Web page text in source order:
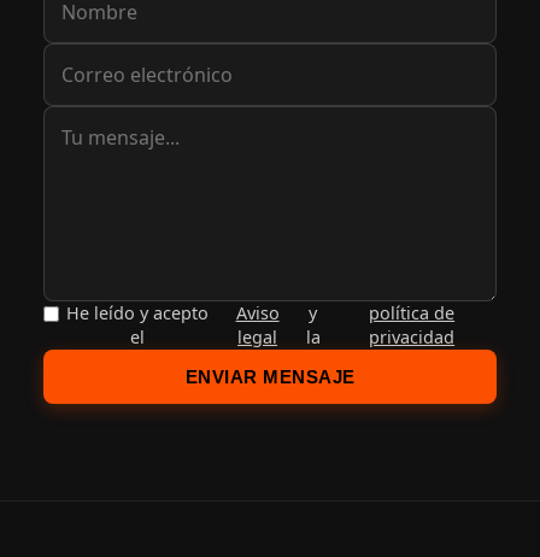
He leído y acepto
el
Aviso
legal
y
la
política de
privacidad
ENVIAR MENSAJE